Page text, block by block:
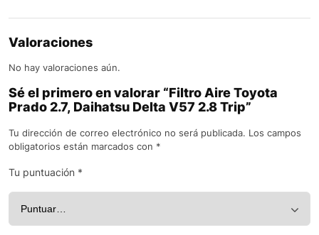
Valoraciones
No hay valoraciones aún.
Sé el primero en valorar “Filtro Aire Toyota
Prado 2.7, Daihatsu Delta V57 2.8 Trip”
Tu dirección de correo electrónico no será publicada. Los campos
obligatorios están marcados con *
Tu puntuación *